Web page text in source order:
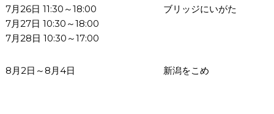
7月26日 11:30～18:00
7月27日 10:30～18:00
7月28日 10:30～17:00
ブリッジにいがた
8月2日～8月4日 新潟をこめ